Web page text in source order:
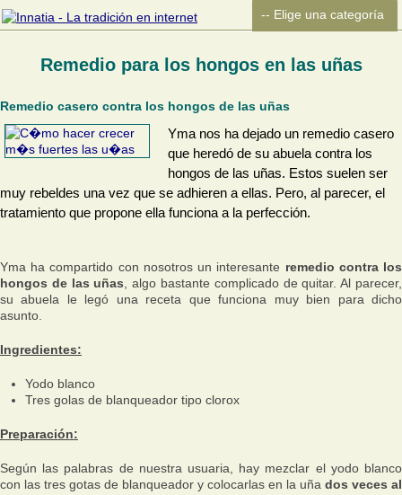
Remedio para los hongos en las uñas
Remedio casero contra los hongos de las uñas
Yma nos ha dejado un remedio casero
que heredó de su abuela contra los
hongos de las uñas. Estos suelen ser
muy rebeldes una vez que se adhieren a ellas. Pero, al parecer, el
tratamiento que propone ella funciona a la perfección.
Yma ha compartido con nosotros un interesante remedio contra los
hongos de las uñas , algo bastante complicado de quitar. Al parecer,
su abuela le legó una receta que funciona muy bien para dicho
asunto.
Ingredientes:
Yodo blanco
Tres golas de blanqueador tipo clorox
Preparación:
Según las palabras de nuestra usuaria, hay mezclar el yodo blanco
con las tres gotas de blanqueador y colocarlas en la uña dos veces al